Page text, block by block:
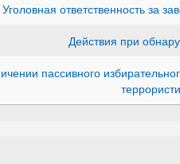
Уголовная ответственность за
Действия при
пассивного